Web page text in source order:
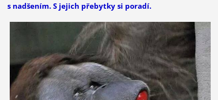
s nadšením. S jejich přebytky si poradí.